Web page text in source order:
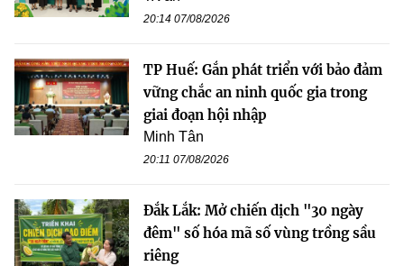
20:14 07/08/2026
TP Huế: Gắn phát triển với bảo đảm
vững chắc an ninh quốc gia trong
giai đoạn hội nhập
Minh Tân
20:11 07/08/2026
Đắk Lắk: Mở chiến dịch "30 ngày
đêm" số hóa mã số vùng trồng sầu
riêng